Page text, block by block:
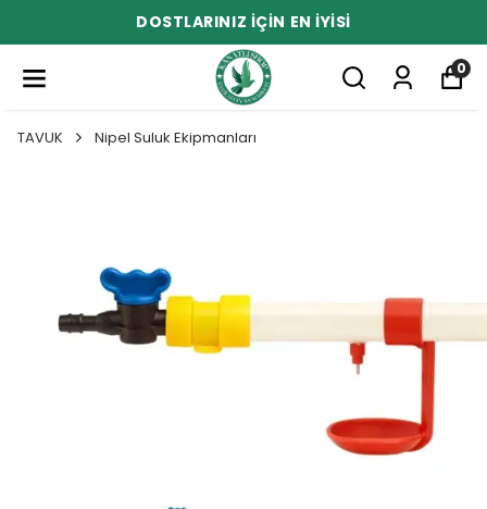
DOSTLARINIZ İÇİN EN İYİSİ
0
TAVUK Nipel Suluk Ekipmanları